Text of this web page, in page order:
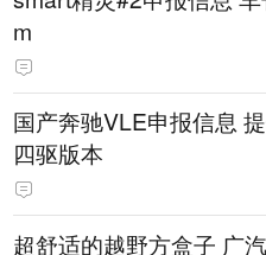
m
国产奔驰VLE申报信息
四驱版本
超舒适的越野方盒子 广